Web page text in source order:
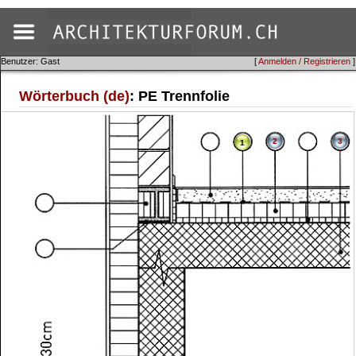
[Anmelden / Registrieren ]
Benutzer: Gast
Wörterbuch (de): PE Trennfolie
1 2 3